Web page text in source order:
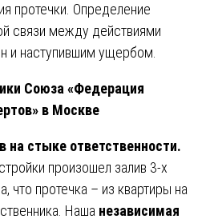
протечки. Определение
связи между действиями
и наступившим ущербом.
Союза «Федерация
в Москве
стыке ответственности.
произошел залив 3-х
что протечка – из квартиры на
Наша независимая